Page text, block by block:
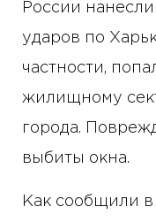
России
ударов по
частности,
жилищному
города.
выбиты окна.
Как сообщили